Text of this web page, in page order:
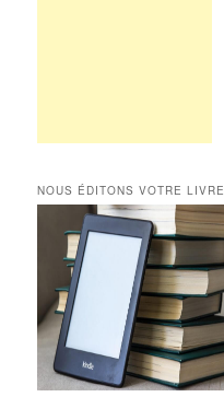
NOUS ÉDITONS VOTRE LIVRE